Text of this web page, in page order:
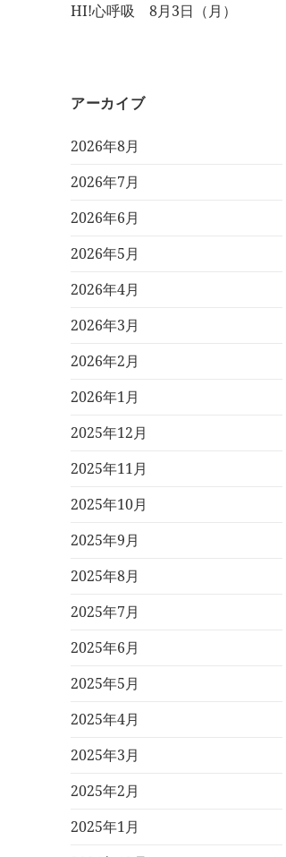
HI!心呼吸 8月3日（月）
アーカイブ
2026年8月
2026年7月
2026年6月
2026年5月
2026年4月
2026年3月
2026年2月
2026年1月
2025年12月
2025年11月
2025年10月
2025年9月
2025年8月
2025年7月
2025年6月
2025年5月
2025年4月
2025年3月
2025年2月
2025年1月